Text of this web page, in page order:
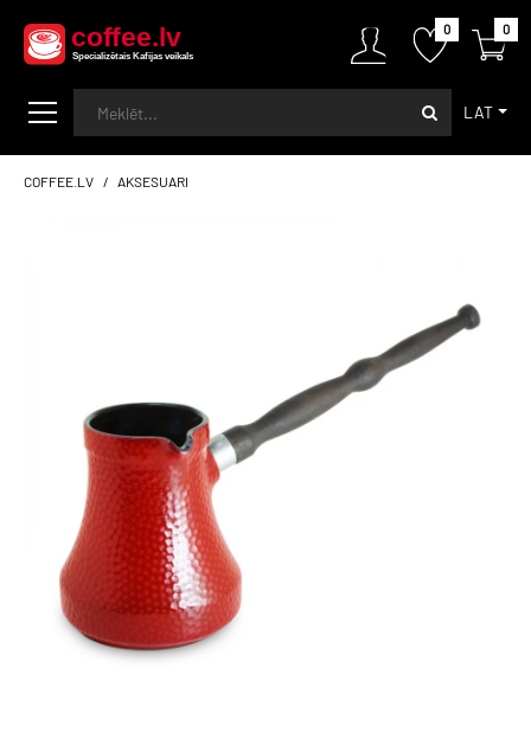
0 0
LAT
COFFEE.LV AKSESUARI